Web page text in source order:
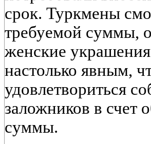
срок. Туркмены
требуемой суммы,
женские
настолько явным,
удовлетвориться
заложников в счет
суммы.